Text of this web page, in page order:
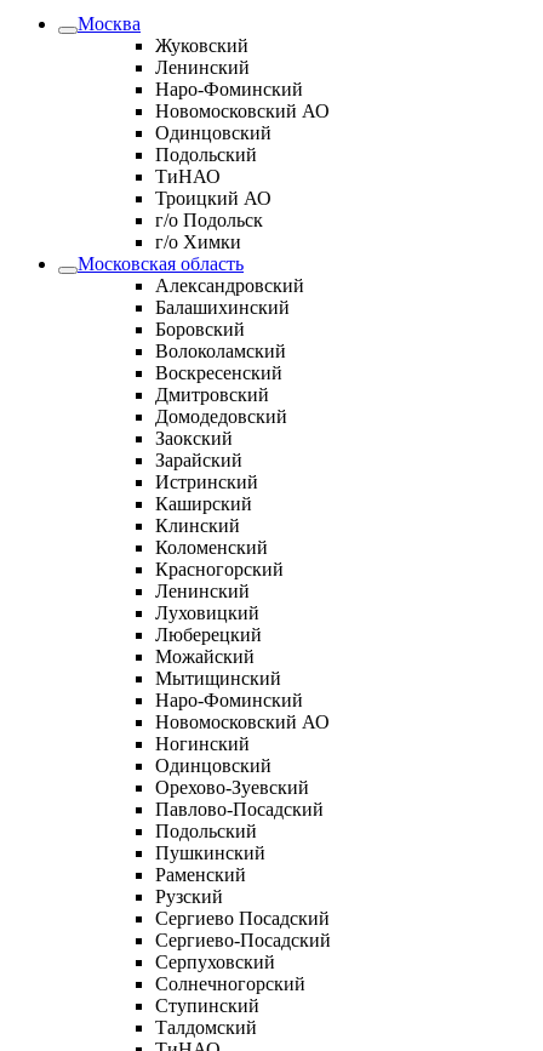
Москва
Жуковский
Ленинский
Наро-Фоминский
Новомосковский АО
Одинцовский
Подольский
ТиНАО
Троицкий АО
г/о Подольск
г/о Химки
Московская область
Александровский
Балашихинский
Боровский
Волоколамский
Воскресенский
Дмитровский
Домодедовский
Заокский
Зарайский
Истринский
Каширский
Клинский
Коломенский
Красногорский
Ленинский
Луховицкий
Люберецкий
Можайский
Мытищинский
Наро-Фоминский
Новомосковский АО
Ногинский
Одинцовский
Орехово-Зуевский
Павлово-Посадский
Подольский
Пушкинский
Раменский
Рузский
Сергиево Посадский
Сергиево-Посадский
Серпуховский
Солнечногорский
Ступинский
Талдомский